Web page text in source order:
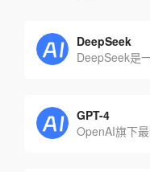
DeepSeek
GPT-4
OpenAI旗下